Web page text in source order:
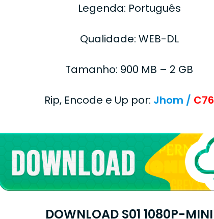
Legenda: Português
Qualidade: WEB-DL
Tamanho: 900 MB – 2 GB
Rip, Encode e Up por: Jhom / C76
DOWNLOAD S01 1080P-MINI